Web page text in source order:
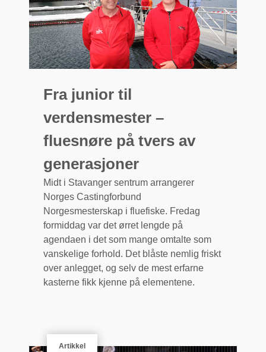
Fra junior til
verdensmester –
fluesnøre på tvers av
generasjoner
Midt i Stavanger sentrum arrangerer
Norges Castingforbund
Norgesmesterskap i fluefiske. Fredag
formiddag var det ørret lengde på
agendaen i det som mange omtalte som
vanskelige forhold. Det blåste nemlig friskt
over anlegget, og selv de mest erfarne
kasterne fikk kjenne på elementene.
Artikkel